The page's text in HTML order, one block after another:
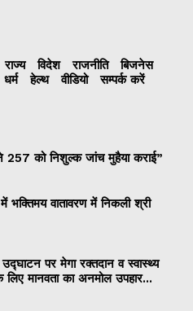
राज्‍य विदेश राजनीति
बिजनेस
धर्म हेल्थ वीडियो सम्पर्क करें
257 को निशुल्क जांच मुहैया कराई”
भक्तिमय वातावरण में निकली श्री
पर मेगा रक्तदान व स्वास्थ्य
लिए मानवता का अनमोल उपहार...